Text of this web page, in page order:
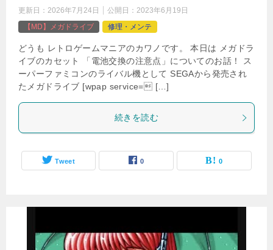
更新日： 2026年7月24日 公開日： 2023年6月19日
【MD】メガドライブ
修理・メンテ
どうも レトロゲームマニアのカワノです。 本日は メガドラ
イブのカセット 「電池交換の注意点」についてのお話！ ス
ーパーファミコンのライバル機として SEGAから発売され
たメガドライブ [wpap service= […]
続きを読む
Tweet 0 0